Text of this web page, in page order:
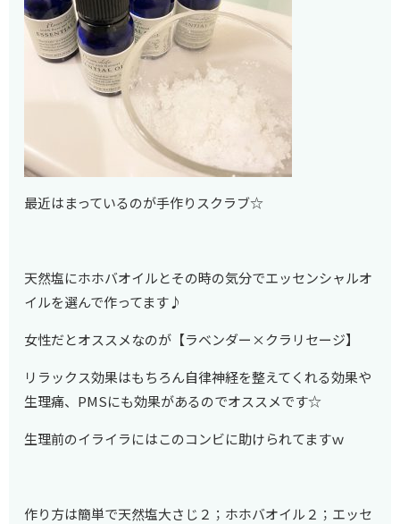
最近はまっているのが手作りスクラブ☆
天然塩にホホバオイルとその時の気分でエッセンシャルオ
イルを選んで作ってます♪
女性だとオススメなのが【ラベンダー×クラリセージ】
リラックス効果はもちろん自律神経を整えてくれる効果や
生理痛、PMSにも効果があるのでオススメです☆
生理前のイライラにはこのコンビに助けられてますｗ
作り方は簡単で天然塩大さじ２；ホホバオイル２；エッセ